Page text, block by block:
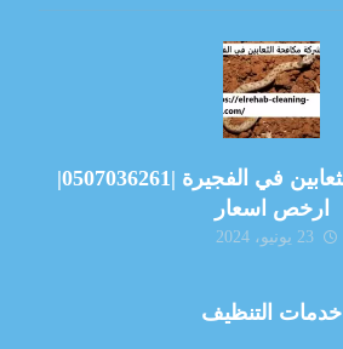
شركة مكافحة الثعابين في الفجيرة |0507036261|
ارخص اسعار
23 يونيو، 2024
خدمات التنظيف